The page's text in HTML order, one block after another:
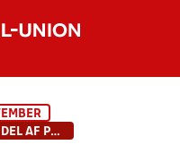
OG NYHEDER
HAR DU HØJDEN TIL AT VÆRE EN DEL AF PROJEKT HØJE MÅLVOGTERE?